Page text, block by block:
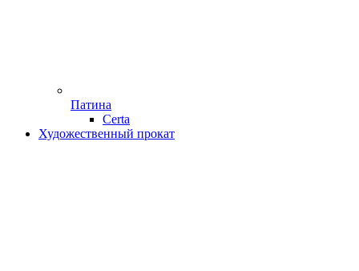
Патина
Certa
Художественный прокат